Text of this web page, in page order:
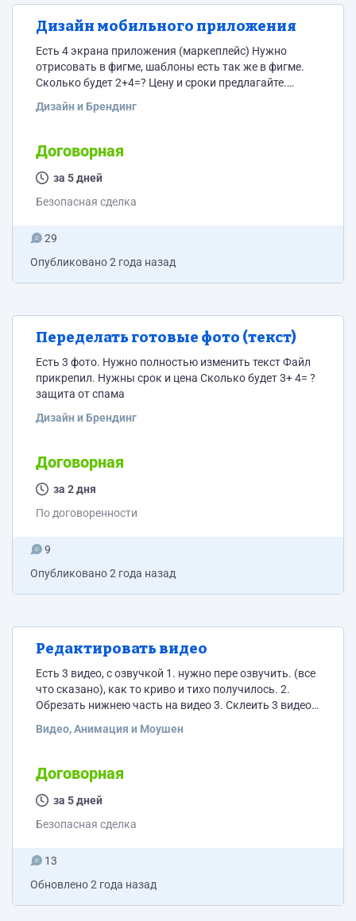
Дизайн мобильного приложения
Есть 4 экрана приложения (маркеплейс) Нужно
отрисовать в фигме, шаблоны есть так же в фигме.
Сколько будет 2+4=? Цену и сроки предлагайте.
Дизайн и Брендинг
Договорная
за 5 дней
Безопасная сделка
29
Опубликовано2 года назад
Переделать готовые фото (текст)
Есть 3 фото. Нужно полностью изменить текст Файл
прикрепил. Нужны срок и цена Сколько будет 3+ 4= ?
защита от спама
Дизайн и Брендинг
Договорная
за 2 дня
По договоренности
9
Опубликовано2 года назад
Редактировать видео
Есть 3 видео, с озвучкой 1. нужно пере озвучить. (все
что сказано), как то криво и тихо получилось. 2.
Обрезать нижнею часть на видео 3. Склеить 3 видео
https://disk.yandex.ru/d/__RyTmJctcUSpQ Защита от
Видео, Анимация и Моушен
Договорная
за 5 дней
Безопасная сделка
13
Обновлено2 года назад